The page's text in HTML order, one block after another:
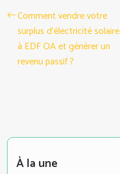
Comment vendre votre
surplus d’électricité solaire
à EDF OA et générer un
revenu passif ?
À la une